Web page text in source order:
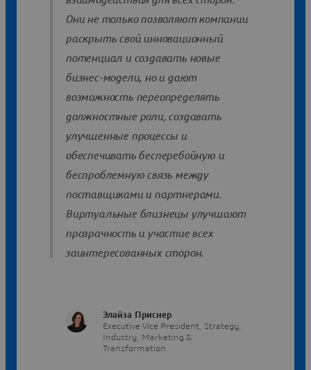
Они не только позволяют компании
раскрыть свой инновационный
потенциал и создавать новые
бизнес-модели, но и дают
возможность переопределять
должностные роли, создавать
улучшенные процессы и
обеспечивать бесперебойную и
беспроблемную связь между
поставщиками и партнерами.
Виртуальные близнецы улучшают
прозрачность и участие всех
заинтересованных сторон.
Элайза Приснер
Executive Vice President, Strategy,
Industry, Marketing &
Transformation